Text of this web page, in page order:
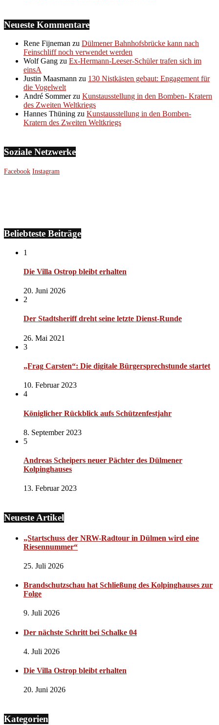
Neueste Kommentare
Rene Fijneman zu Dülmener Bahnhofsbrücke kann nach
Feinschliff noch verwendet werden
Wolf Gang zu Ex-Hermann-Leeser-Schüler trafen sich im
einsA
Justin Maasmann zu 130 Nistkästen gebaut: Engagement für
die Vogelwelt
André Sommerzu Kunstausstellung in den Bomben- Kratern
des Zweiten Weltkriegs
Hannes Thüning zu Kunstausstellung in den Bomben-
Kratern des Zweiten Weltkriegs
Soziale Netzwerke
Facebook Instagram
Beliebteste Beiträge
1
Die Villa Ostrop bleibt erhalten
20. Juni 2026
2
Der Stadtsheriff dreht seine letzte Dienst-Runde
26. Mai 2021
3
„Frag Carsten“: Die digitale Bürgersprechstunde startet
10. Februar 2023
4
Königlicher Rückblick aufs Schützenfestjahr
8. September 2023
5
Andreas Scheipers neuer Pächter des Dülmener
Kolpinghauses
13. Februar 2023
Neueste Artikel
„Startschuss der NRW-Radtour in Dülmen wird eine
Riesennummer“
25. Juli 2026
Brandschutzschau hat Schließung des Kolpinghauses zur
Folge
9. Juli 2026
Der nächste Schritt bei Schalke 04
4. Juli 2026
Die Villa Ostrop bleibt erhalten
20. Juni 2026
Kategorien